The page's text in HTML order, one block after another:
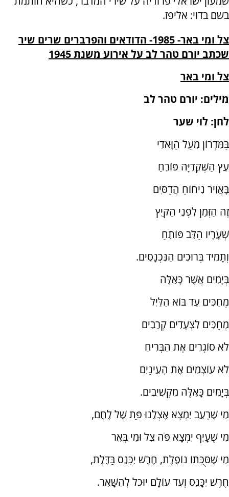
בשם בדוי: אליפז.
צל ומי באר- 1985- הדודאים והפרברים שרים שיר
שכתב יורם טהר לב על אירוע משנת 1945
צל ומי באר
מילים: יורם טהר לב
לחן: לוי שער
בַּמִּדְרוֹן מֵעַל הַוָּאדִי
עֵץ הַשְּׁקֵדִיָּה פּוֹרֵחַ
בָּאֲוִיר נִיחוֹחַ הֲדַסִּים
זֶה הַזְּמַן לִפְנֵי הַקַּיִץ
שְׁעָרָיו הַלֵּב פּוֹתֵחַ
וְתָמִיד בְּרוּכִים הַנִּכְנָסִים.
בְּיָמִים אֲשֶׁר כָּאֵלֶּה
מְחַכִּים עַד בּוֹא הַלַּיִל
מְחַכִּים לִצְעָדִים קְרֵבִים
לֹא סוֹגְרִים אֶת הַבְּרִיחַ
לֹא עוֹצְמִים אֶת הָעֵינַיִם
בְּיָמִים כָּאֵלֶּה מַקְשִׁיבִים.
מִי שֶׁרָעֵב יִמְצָא אֶצְלֵנוּ פַּת שֶׁל לֶחֶם,
מִי שֶׁעָיֵף יִמְצָא פֹּה צֵל וּמֵי בְּאֵר
מִי שֶׁסֻּכָּתוֹ נוֹפֶלֶת, חֶרֶשׁ יִכָּנֵס בַּדֶּלֶת,
חֶרֶשׁ יִכָּנֵס וְעַד עוֹלָם יוּכַל לְהִשָּׁאֵר.